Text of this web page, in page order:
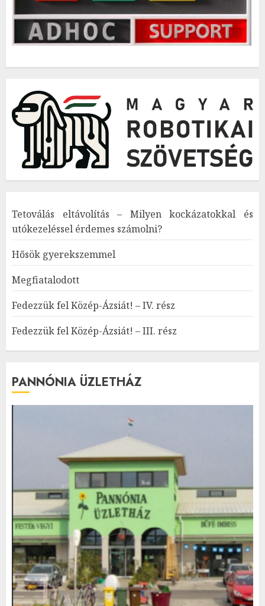
Tetoválás eltávolítás – Milyen kockázatokkal és
utókezeléssel érdemes számolni?
Hősök gyerekszemmel
Megfiatalodott
Fedezzük fel Közép-Ázsiát! – IV. rész
Fedezzük fel Közép-Ázsiát! – III. rész
PANNÓNIA ÜZLETHÁZ